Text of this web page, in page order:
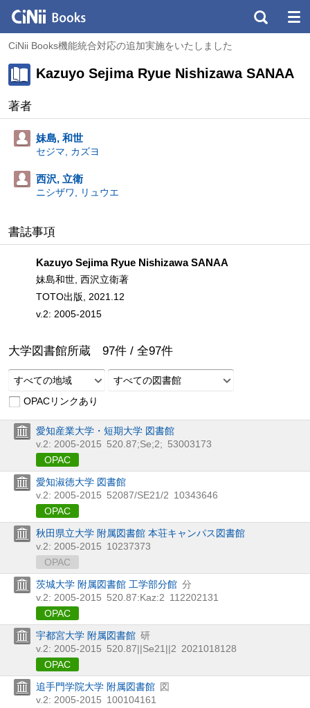
CiNii Books機能統合対応の追加実施をいたしました
Kazuyo Sejima Ryue Nishizawa SANAA
著者
妹島, 和世
セジマ, カズヨ
西沢, 立衛
ニシザワ, リュウエ
書誌事項
Kazuyo Sejima Ryue Nishizawa SANAA
妹島和世, 西沢立衛著
TOTO出版, 2021.12
v.2: 2005-2015
大学図書館所蔵 97件 / 全97件
すべての地域
すべての図書館
OPACリンクあり
愛知産業大学・短期大学 図書館
v.2: 2005-2015 520.87;Se;2; 53003173
OPAC
愛知淑徳大学 図書館
v.2: 2005-2015 52087/SE21/2 10343646
OPAC
秋田県立大学 附属図書館 本荘キャンパス図書館
v.2: 2005-2015 10237373
OPAC
茨城大学 附属図書館 工学部分館 分
v.2: 2005-2015 520.87:Kaz:2 112202131
OPAC
宇都宮大学 附属図書館 研
v.2: 2005-2015 520.87||Se21||2 2021018128
OPAC
追手門学院大学 附属図書館 図
v.2: 2005-2015 100104161